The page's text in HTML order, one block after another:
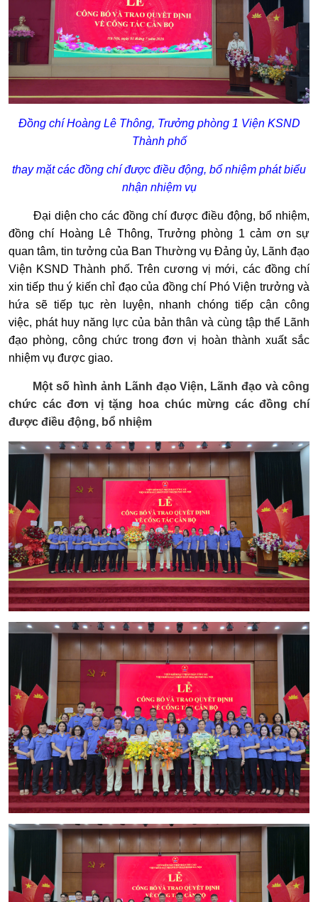
Đồng chí Hoàng Lê Thông, Trưởng phòng 1 Viện KSND
Thành phố
thay mặt các đồng chí được điều động, bổ nhiệm phát biểu
nhận nhiệm vụ
Đại diện cho các đồng chí được điều động, bổ nhiệm,
đồng chí Hoàng Lê Thông, Trưởng phòng 1 cảm ơn sự
quan tâm, tin tưởng của Ban Thường vụ Đảng ủy, Lãnh đạo
Viện KSND Thành phố. Trên cương vị mới, các đồng chí
xin tiếp thu ý kiến chỉ đạo của đồng chí Phó Viện trưởng và
hứa sẽ tiếp tục rèn luyện, nhanh chóng tiếp cận công
việc, phát huy năng lực của bản thân và cùng tập thể Lãnh
đạo phòng, công chức trong đơn vị hoàn thành xuất sắc
nhiệm vụ được giao.
Một số hình ảnh Lãnh đạo Viện, Lãnh đạo và công
chức các đơn vị tặng hoa chúc mừng các đồng chí
được điều động, bổ nhiệm